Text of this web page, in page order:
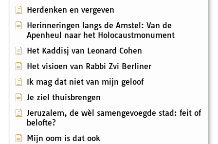
Herdenken en vergeven
Herinneringen langs de Amstel: Van de
Apenheul naar het Holocaustmonument
Het Kaddisj van Leonard Cohen
Het visioen van Rabbi Zvi Berliner
Ik mag dat niet van mijn geloof
Je ziel thuisbrengen
Jeruzalem, de wèl samengevoegde stad: feit of
belofte?
Mijn oom is dat ook